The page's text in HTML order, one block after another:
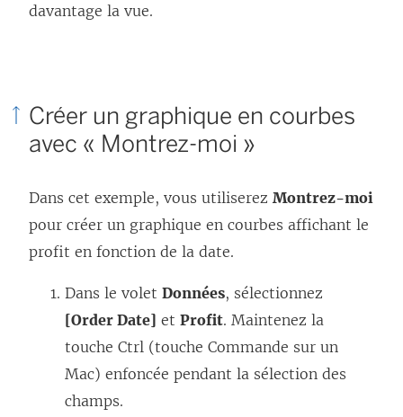
davantage la vue.
Créer un graphique en courbes
avec « Montrez-moi »
Dans cet exemple, vous utiliserez Montrez-moi
pour créer un graphique en courbes affichant le
profit en fonction de la date.
Dans le volet Données, sélectionnez
[Order Date] et Profit. Maintenez la
touche Ctrl (touche Commande sur un
Mac) enfoncée pendant la sélection des
champs.